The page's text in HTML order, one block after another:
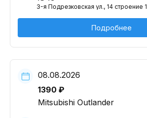
3-я Подрезковская ул., 14 строение 1
Подробнее
08.08.2026
1390 ₽
Mitsubishi Outlander